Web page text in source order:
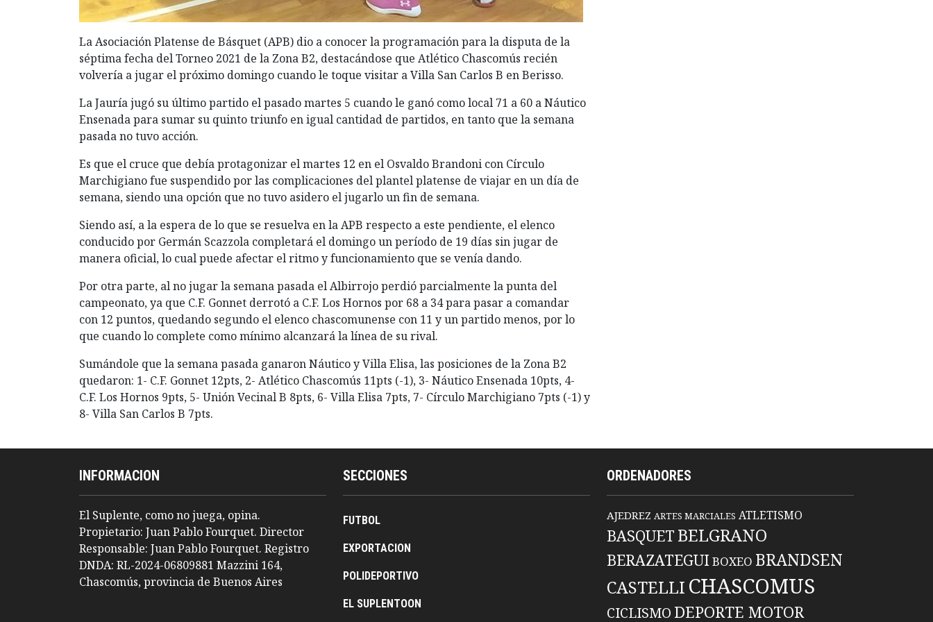
La Asociación Platense de Básquet (APB) dio a conocer la programación para la disputa de la
séptima fecha del Torneo 2021 de la Zona B2, destacándose que Atlético Chascomús recién
volvería a jugar el próximo domingo cuando le toque visitar a Villa San Carlos B en Berisso.
La Jauría jugó su último partido el pasado martes 5 cuando le ganó como local 71 a 60 a Náutico
Ensenada para sumar su quinto triunfo en igual cantidad de partidos, en tanto que la semana
pasada no tuvo acción.
Es que el cruce que debía protagonizar el martes 12 en el Osvaldo Brandoni con Círculo
Marchigiano fue suspendido por las complicaciones del plantel platense de viajar en un día de
semana, siendo una opción que no tuvo asidero el jugarlo un fin de semana.
Siendo así, a la espera de lo que se resuelva en la APB respecto a este pendiente, el elenco
conducido por Germán Scazzola completará el domingo un período de 19 días sin jugar de
manera oficial, lo cual puede afectar el ritmo y funcionamiento que se venía dando.
Por otra parte, al no jugar la semana pasada el Albirrojo perdió parcialmente la punta del
campeonato, ya que C.F. Gonnet derrotó a C.F. Los Hornos por 68 a 34 para pasar a comandar
con 12 puntos, quedando segundo el elenco chascomunense con 11 y un partido menos, por lo
que cuando lo complete como mínimo alcanzará la línea de su rival.
Sumándole que la semana pasada ganaron Náutico y Villa Elisa, las posiciones de la Zona B2
quedaron: 1- C.F. Gonnet 12pts, 2- Atlético Chascomús 11pts (-1), 3- Náutico Ensenada 10pts, 4-
C.F. Los Hornos 9pts, 5- Unión Vecinal B 8pts, 6- Villa Elisa 7pts, 7- Círculo Marchigiano 7pts (-1) y
8- Villa San Carlos B 7pts.
INFORMACION
El Suplente, como no juega, opina.
Propietario: Juan Pablo Fourquet. Director
Responsable: Juan Pablo Fourquet. Registro
DNDA: RL-2024-06809881 Mazzini 164,
Chascomús, provincia de Buenos Aires
SECCIONES
FUTBOL
EXPORTACION
POLIDEPORTIVO
EL SUPLENTOON
ORDENADORES
AJEDREZ ARTES MARCIALES ATLETISMO
BASQUET BELGRANO
BERAZATEGUIBOXEO BRANDSEN
CASTELLI CHASCOMUS
CICLISMO DEPORTE MOTOR